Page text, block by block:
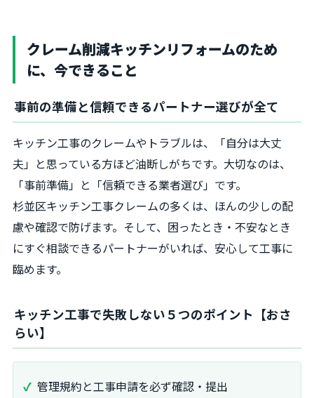
クレーム削減キッチンリフォームのため
に、今できること
事前の準備と信頼できるパートナー選びが全て
キッチン工事のクレームやトラブルは、「自分は大丈
夫」と思っている方ほど油断しがちです。大切なのは、
「事前準備」と「信頼できる業者選び」です。
杉並区キッチン工事クレームの多くは、ほんの少しの配
慮や確認で防げます。そして、困ったとき・不安なとき
にすぐ相談できるパートナーがいれば、安心して工事に
臨めます。
キッチン工事で失敗しない５つのポイント【おさ
らい】
管理規約と工事申請を必ず確認・提出